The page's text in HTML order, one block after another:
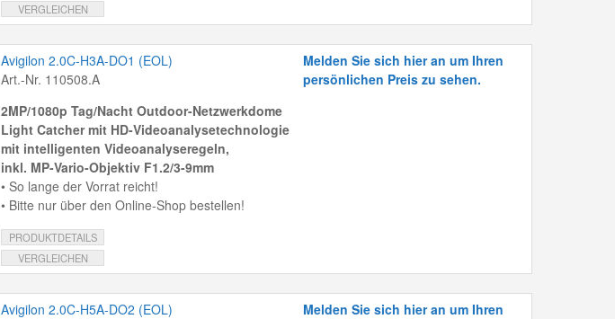
VERGLEICHEN
Avigilon 2.0C-H3A-DO1 (EOL)
Art.-Nr. 110508.A
2MP/1080p Tag/Nacht Outdoor-Netzwerkdome
Light Catcher mit HD-Videoanalysetechnologie
mit intelligenten Videoanalyseregeln,
inkl. MP-Vario-Objektiv F1.2/3-9mm
• So lange der Vorrat reicht!
• Bitte nur über den Online-Shop bestellen!
PRODUKTDETAILS
VERGLEICHEN
Melden Sie sich hier an um Ihren
persönlichen Preis zu sehen.
Avigilon 2.0C-H5A-DO2 (EOL)
Melden Sie sich hier an um Ihren